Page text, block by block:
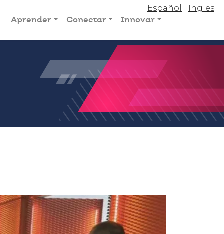
Español Ingles
Aprender Conectar Innovar